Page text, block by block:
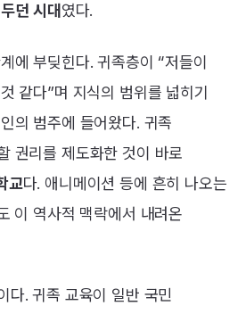
던 시대 였다.
에 부딪힌다. 귀족층이 “저들이
같다”며 지식의 범위를 넓히기
의 범주에 들어왔다. 귀족
권리를 제도화한 것이 바로
교다. 애니메이션 등에 흔히 나오는
이 역사적 맥락에서 내려온
다. 귀족 교육이 일반 국민